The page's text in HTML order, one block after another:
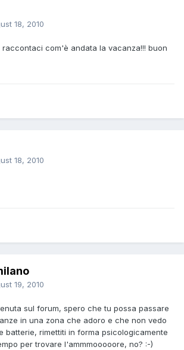
18, 2010
raccontaci com'è andata la vacanza!!! buon
18, 2010
19, 2010
sul forum, spero che tu possa passare
in una zona che adoro e che non vedo
batterie, rimettiti in forma psicologicamente
per trovare l'ammmooooore, no? :-)